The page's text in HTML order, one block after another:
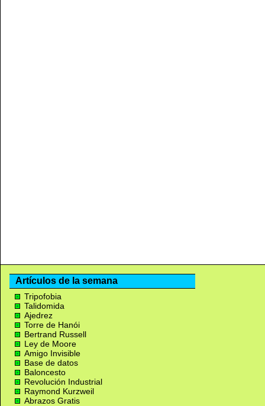
Artículos de la semana
Tripofobia
Talidomida
Ajedrez
Torre de Hanói
Bertrand Russell
Ley de Moore
Amigo Invisible
Base de datos
Baloncesto
Revolución Industrial
Raymond Kurzweil
Abrazos Gratis